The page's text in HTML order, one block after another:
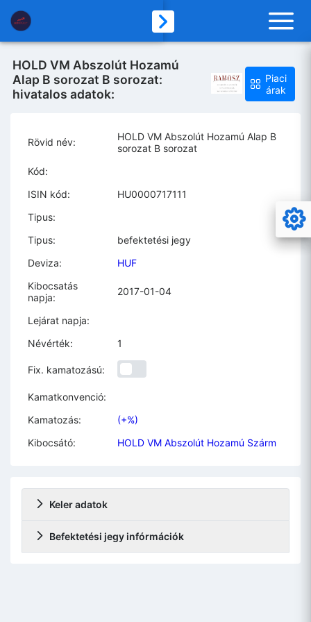
HOLD VM Abszolút Hozamú
Alap B sorozat B sorozat:
hivatalos adatok:
Piaci
árak
Rövid név:
HOLD VM Abszolút Hozamú Alap B
sorozat B sorozat
Kód:
ISIN kód:
HU0000717111
Tipus:
Tipus:
befektetési jegy
Deviza:
HUF
Kibocsatás
napja:
2017-01-04
Lejárat napja:
Névérték:
1
Fix. kamatozású:
Kamatkonvenció:
Kamatozás:
(+%)
Kibocsátó:
HOLD VM Abszolút Hozamú Szárm
Keler adatok
Befektetési jegy infórmációk